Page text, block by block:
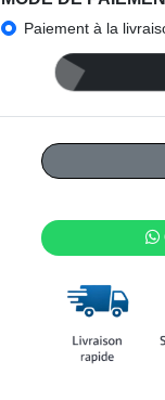
Paiement à la